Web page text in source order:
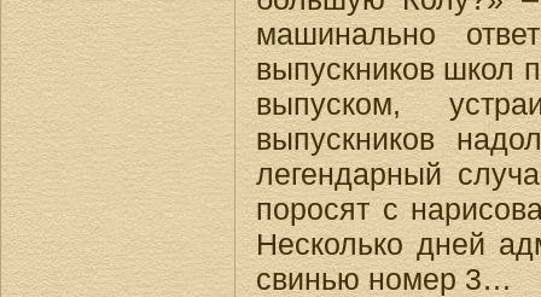
машинально
выпускников школ
выпуском,
выпускников
легендарный
поросят с
Несколько дней
свинью номер 3…